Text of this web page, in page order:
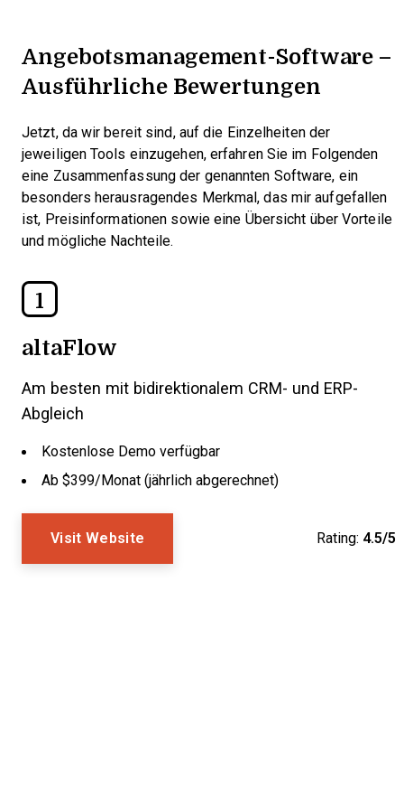
Angebotsmanagement-Software –
Ausführliche Bewertungen
Jetzt, da wir bereit sind, auf die Einzelheiten der
jeweiligen Tools einzugehen, erfahren Sie im Folgenden
eine Zusammenfassung der genannten Software, ein
besonders herausragendes Merkmal, das mir aufgefallen
ist, Preisinformationen sowie eine Übersicht über Vorteile
und mögliche Nachteile.
1
altaFlow
Am besten mit bidirektionalem CRM- und ERP-
Abgleich
Kostenlose Demo verfügbar
Ab $399/Monat (jährlich abgerechnet)
Visit Website Rating: 4.5/5